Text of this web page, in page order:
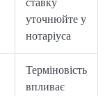
уточнюйте у
нотаріуса
Терміновість
впливає